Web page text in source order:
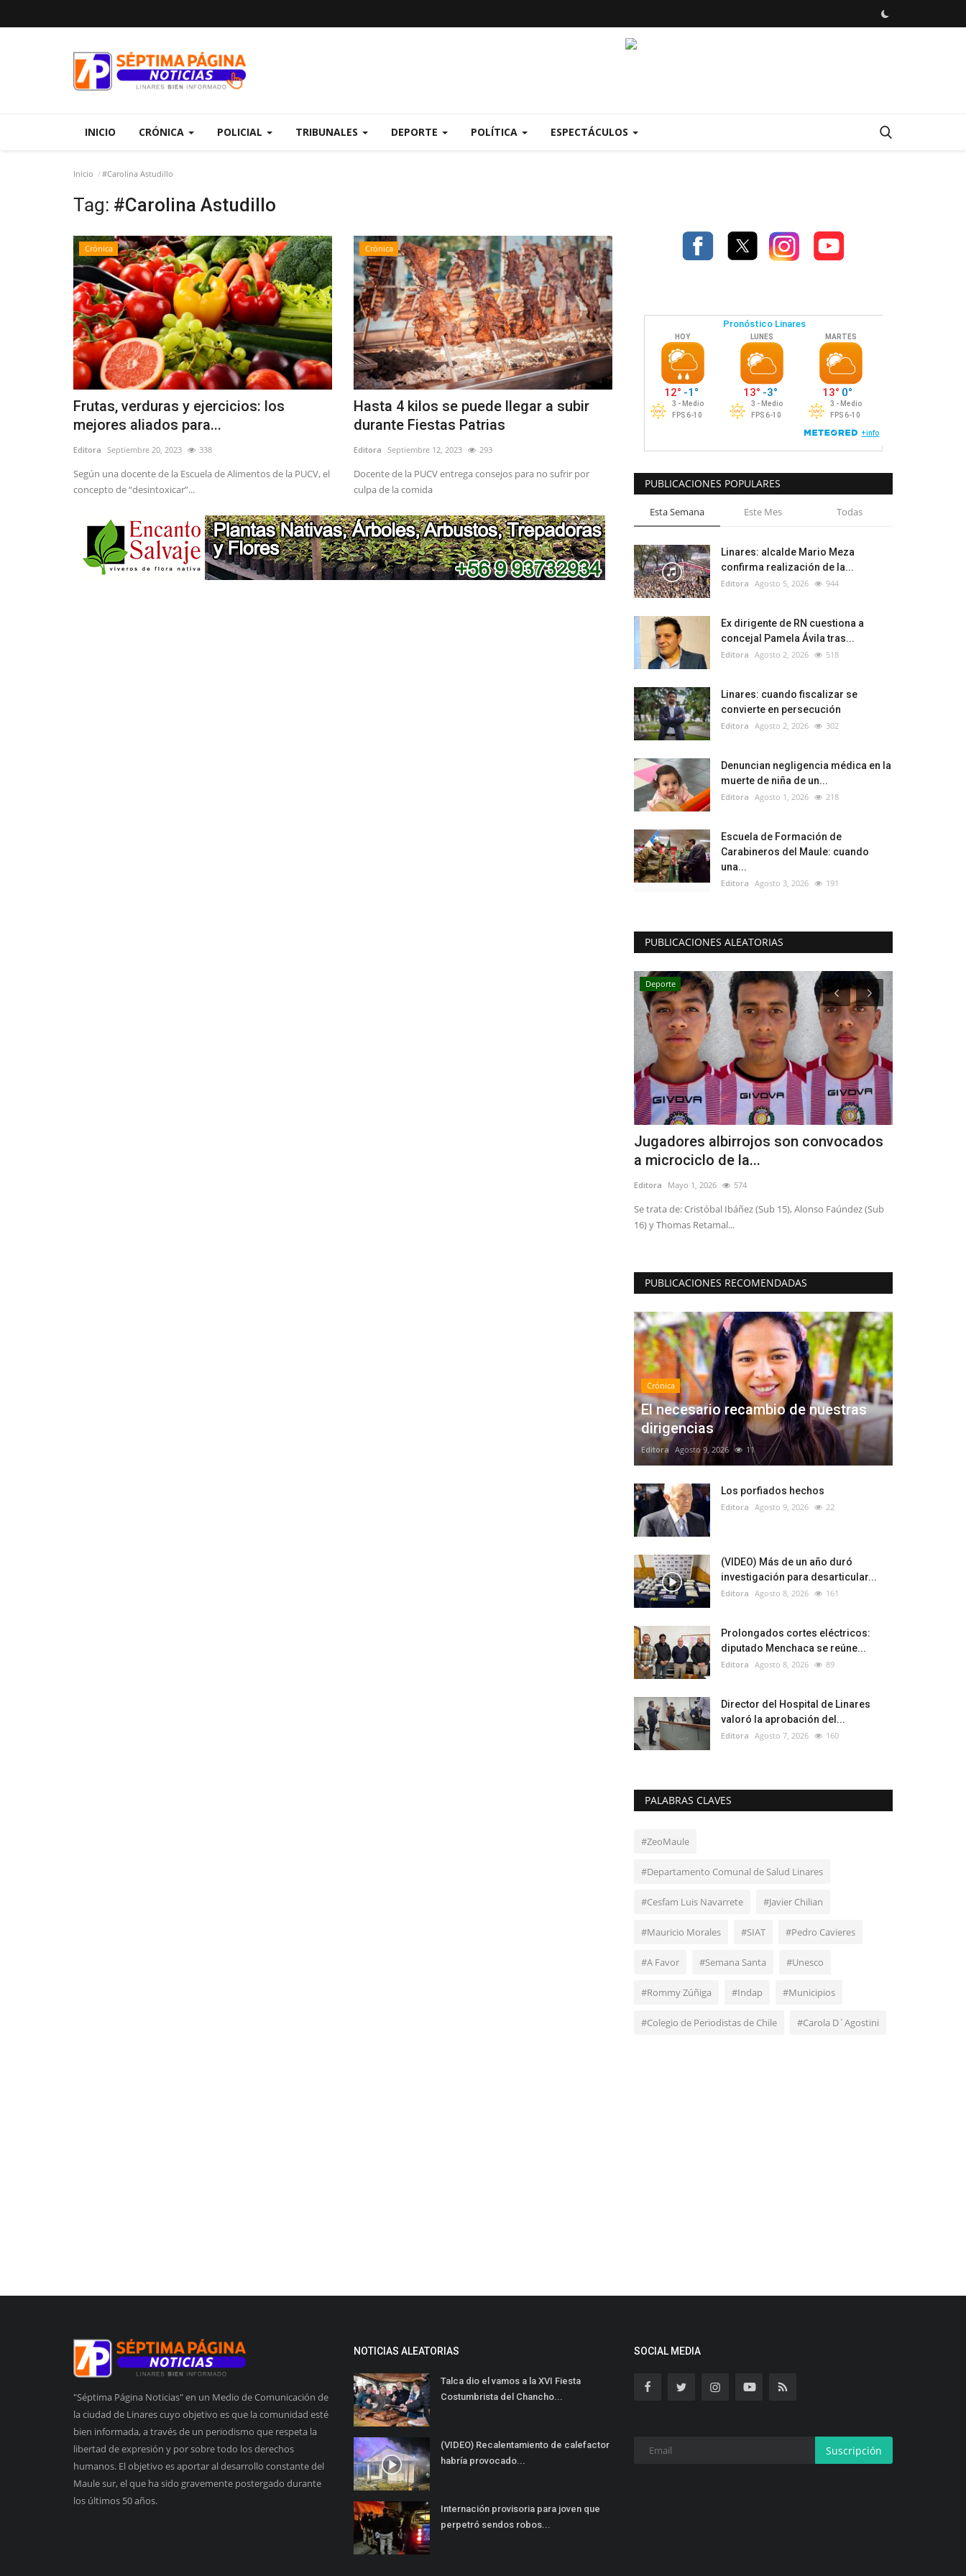
INICIO CRÓNICA POLICIAL TRIBUNALES DEPORTE POLÍTICA ESPECTÁCULOS
Inicio #Carolina Astudillo
Tag: #Carolina Astudillo
Crónica
Frutas, verduras y ejercicios: los
mejores aliados para...
Editora Septiembre 20, 2023 338
Según una docente de la Escuela de Alimentos de la PUCV, el
concepto de “desintoxicar”...
Crónica
Hasta 4 kilos se puede llegar a subir
durante Fiestas Patrias
Editora Septiembre 12, 2023 293
Docente de la PUCV entrega consejos para no sufrir por
culpa de la comida
PUBLICACIONES POPULARES
Esta Semana Este Mes Todas
Linares: alcalde Mario Meza
confirma realización de la...
Editora Agosto 5, 2026 944
Ex dirigente de RN cuestiona a
concejal Pamela Ávila tras...
Editora Agosto 2, 2026 518
Linares: cuando fiscalizar se
convierte en persecución
Editora Agosto 2, 2026 302
Denuncian negligencia médica en la
muerte de niña de un...
Editora Agosto 1, 2026 218
Escuela de Formación de
Carabineros del Maule: cuando
una...
Editora Agosto 3, 2026 191
PUBLICACIONES ALEATORIAS
Deporte
Jugadores albirrojos son convocados
a microciclo de la...
Editora Mayo 1, 2026 574
Se trata de: Cristóbal Ibáñez (Sub 15), Alonso Faúndez (Sub
16) y Thomas Retamal...
PUBLICACIONES RECOMENDADAS
Crónica
El necesario recambio de nuestras
dirigencias
Editora Agosto 9, 2026 11
Los porfiados hechos
Editora Agosto 9, 2026 22
(VIDEO) Más de un año duró
investigación para desarticular...
Editora Agosto 8, 2026 161
Prolongados cortes eléctricos:
diputado Menchaca se reúne...
Editora Agosto 8, 2026 89
Director del Hospital de Linares
valoró la aprobación del...
Editora Agosto 7, 2026 160
PALABRAS CLAVES
#ZeoMaule
#Departamento Comunal de Salud Linares
#Cesfam Luis Navarrete #Javier Chilian
#Mauricio Morales #SIAT #Pedro Cavieres
#A Favor #Semana Santa #Unesco
#Rommy Zúñiga #Indap #Municipios
#Colegio de Periodistas de Chile #Carola D´Agostini
"Séptima Página Noticias" en un Medio de Comunicación de
la ciudad de Linares cuyo objetivo es que la comunidad esté
bien informada, a través de un periodismo que respeta la
libertad de expresión y por sobre todo los derechos
humanos. El objetivo es aportar al desarrollo constante del
Maule sur, el que ha sido gravemente postergado durante
los últimos 50 años.
NOTICIAS ALEATORIAS
Talca dio el vamos a la XVI Fiesta
Costumbrista del Chancho...
(VIDEO) Recalentamiento de calefactor
habría provocado...
Internación provisoria para joven que
perpetró sendos robos...
SOCIAL MEDIA
Suscripción